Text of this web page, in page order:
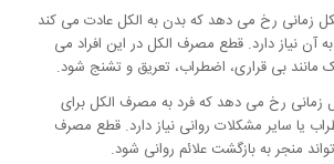
زمانی رخ می دهد که بدن به الکل عادت می کند
آن نیاز دارد. قطع مصرف الکل در این افراد می
مانند بی قراری، اضطراب، تعریق و تشنج شود.
زمانی رخ می دهد که فرد به مصرف الکل برای
یا سایر مشکلات روانی نیاز دارد. قطع مصرف
منجر به بازگشت علائم روانی شود.